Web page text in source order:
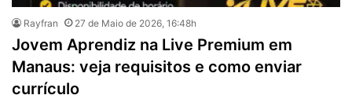
Rayfran 27 de Maio de 2026, 16:48h
Jovem Aprendiz na Live Premium em
Manaus: veja requisitos e como enviar
currículo